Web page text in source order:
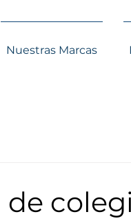
Nuestras Marcas